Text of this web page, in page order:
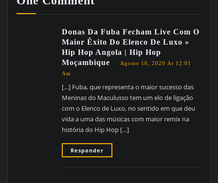
Donas Da Fuba Fecham Live Com O
Maior Êxito Do Elenco De Luxo »
Hip Hop Angola | Hip Hop
Moçambique
Agosto 10, 2020 At 12:01
Am
[…] Fuba, que representa o maior sucesso das
Meninas do Maculusso tem um elo de ligação
com o Elenco de Luxo, no sentido em que deu
vida a uma das músicas com maior remix na
história do Hip Hop […]
Responder